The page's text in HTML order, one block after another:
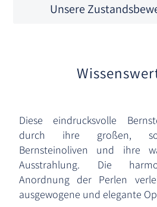
Unsere
Diese eindrucksvolle
durch ihre großen,
Bernsteinoliven und ihre
Ausstrahlung. Die
Anordnung der Perlen
ausgewogene und elegante